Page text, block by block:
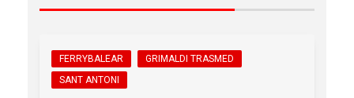
FERRYBALEAR
GRIMALDI TRASMED
SANT ANTONI